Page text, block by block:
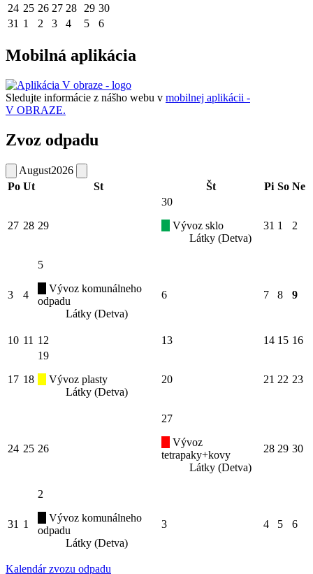
24 25 26 27 28 29 30
31 1 2 3 4 5 6
Mobilná aplikácia
Sledujte informácie z nášho webu v mobilnej aplikácii -
V OBRAZE.
Zvoz odpadu
August2026
Po Ut St Št Pi So Ne
27 28 29
30
Vývoz sklo
Látky (Detva)
31 1 2
3 4
5
Vývoz komunálneho
odpadu
Látky (Detva)
6 7 8 9
10 11 12 13 14 15 16
17 18
19
Vývoz plasty
Látky (Detva)
20 21 22 23
24 25 26
27
Vývoz
tetrapaky+kovy
Látky (Detva)
28 29 30
31 1
2
Vývoz komunálneho
odpadu
Látky (Detva)
3 4 5 6
Kalendár zvozu odpadu